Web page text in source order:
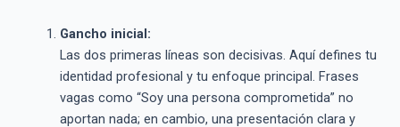
Gancho inicial:
Las dos primeras líneas son decisivas. Aquí defines tu
identidad profesional y tu enfoque principal. Frases
vagas como “Soy una persona comprometida” no
aportan nada; en cambio, una presentación clara y